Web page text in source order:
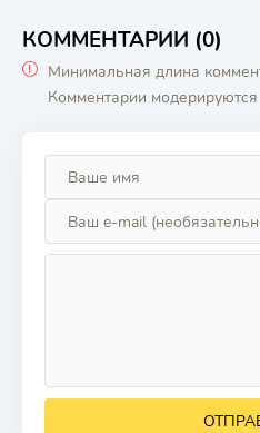
КОММЕНТАРИИ (0)
Минимальная длина
Комментарии модерируются